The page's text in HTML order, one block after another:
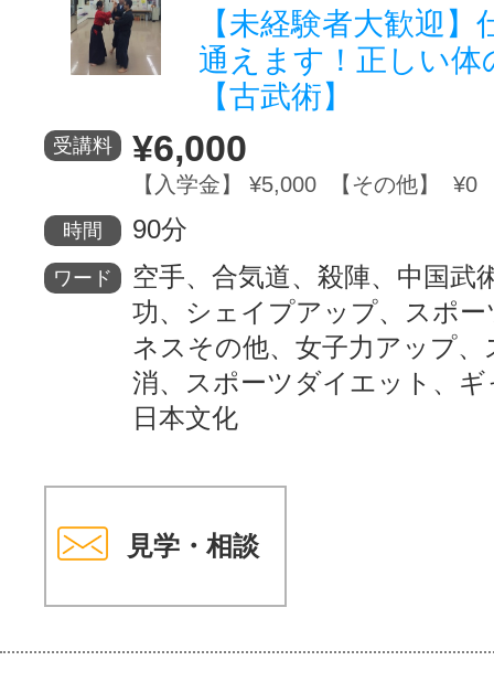
【未経験者大歓迎】
通えます！正しい体
【古武術】
受講料 ¥6,000
【入学金】 ¥5,000 【その他】 ¥0
時間 90分
ワード
空手、合気道、殺陣、中国武
功、シェイプアップ、スポ
ネスその他、女子力アップ、
消、スポーツダイエット、
日本文化
見学・相談